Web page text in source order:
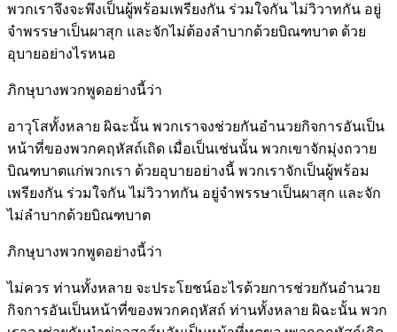
พวกเราจึงจะพึงเป็นผู้พร้อมเพรียงกัน ร่วมใจกัน ไม่วิวาทกัน อยู่
จำพรรษาเป็นผาสุก และจักไม่ต้องลำบากด้วยบิณฑบาต ด้วย
อุบายอย่างไรหนอ
ภิกษุบางพวกพูดอย่างนี้ว่า
อาวุโสทั้งหลาย ผิฉะนั้น พวกเราจงช่วยกันอำนวยกิจการอันเป็น
หน้าที่ของพวกคฤหัสถ์เถิด เมื่อเป็นเช่นนั้น พวกเขาจักมุ่งถวาย
บิณฑบาตแก่พวกเรา ด้วยอุบายอย่างนี้ พวกเราจักเป็นผู้พร้อม
เพรียงกัน ร่วมใจกัน ไม่วิวาทกัน อยู่จำพรรษาเป็นผาสุก และจัก
ไม่ลำบากด้วยบิณฑบาต
ภิกษุบางพวกพูดอย่างนี้ว่า
ไม่ควร ท่านทั้งหลาย จะประโยชน์อะไรด้วยการช่วยกันอำนวย
กิจการอันเป็นหน้าที่ของพวกคฤหัสถ์ ท่านทั้งหลาย ผิฉะนั้น พวก